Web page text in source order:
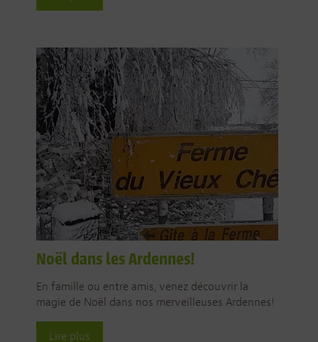
Noël dans les Ardennes!
En famille ou entre amis, venez découvrir la
magie de Noël dans nos merveilleuses Ardennes!
Lire plus